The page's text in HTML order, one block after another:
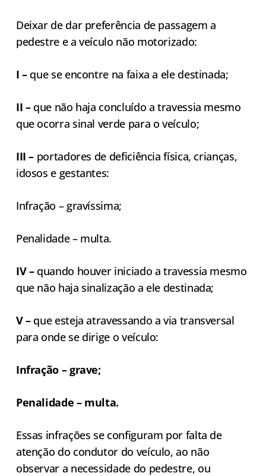
Deixar de dar preferência de passagem a
pedestre e a veículo não motorizado:
I – que se encontre na faixa a ele destinada;
II –que não haja concluído a travessia mesmo
que ocorra sinal verde para o veículo;
III – portadores de deficiência física, crianças,
idosos e gestantes:
Infração – gravíssima;
Penalidade – multa.
IV –quando houver iniciado a travessia mesmo
que não haja sinalização a ele destinada;
V –que esteja atravessando a via transversal
para onde se dirige o veículo:
Infração – grave;
Penalidade – multa.
Essas infrações se configuram por falta de
atenção do condutor do veículo, ao não
observar a necessidade do pedestre, ou